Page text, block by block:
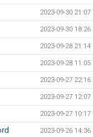
2023-09-30 21:07
2023-09-30 18:26
2023-09-28 21:14
2023-09-28 11:05
2023-09-27 22:16
2023-09-27 12:07
2023-09-27 10:17
2023-09-26 14:36